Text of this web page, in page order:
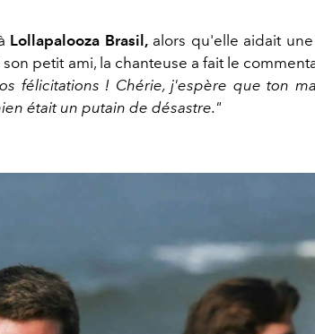
Lollapalooza Brasil,alors qu'elle aidait une
petit ami, la chanteuse a fait le
félicitations ! Chérie, j'espère que ton
était un putain de désastre."